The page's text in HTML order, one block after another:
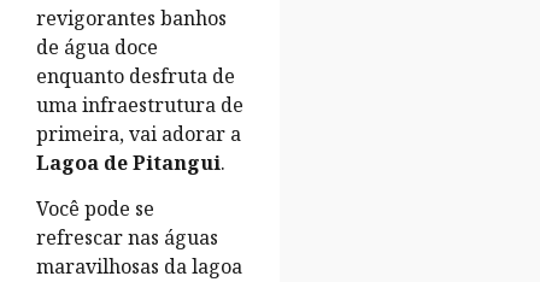
revigorantes banhos
de água doce
enquanto desfruta de
uma infraestrutura de
primeira, vai adorar a
Lagoa de Pitangui.
Você pode se
refrescar nas águas
maravilhosas da lagoa